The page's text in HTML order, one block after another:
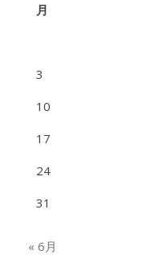
月
3
10
17
24
31
« 6月